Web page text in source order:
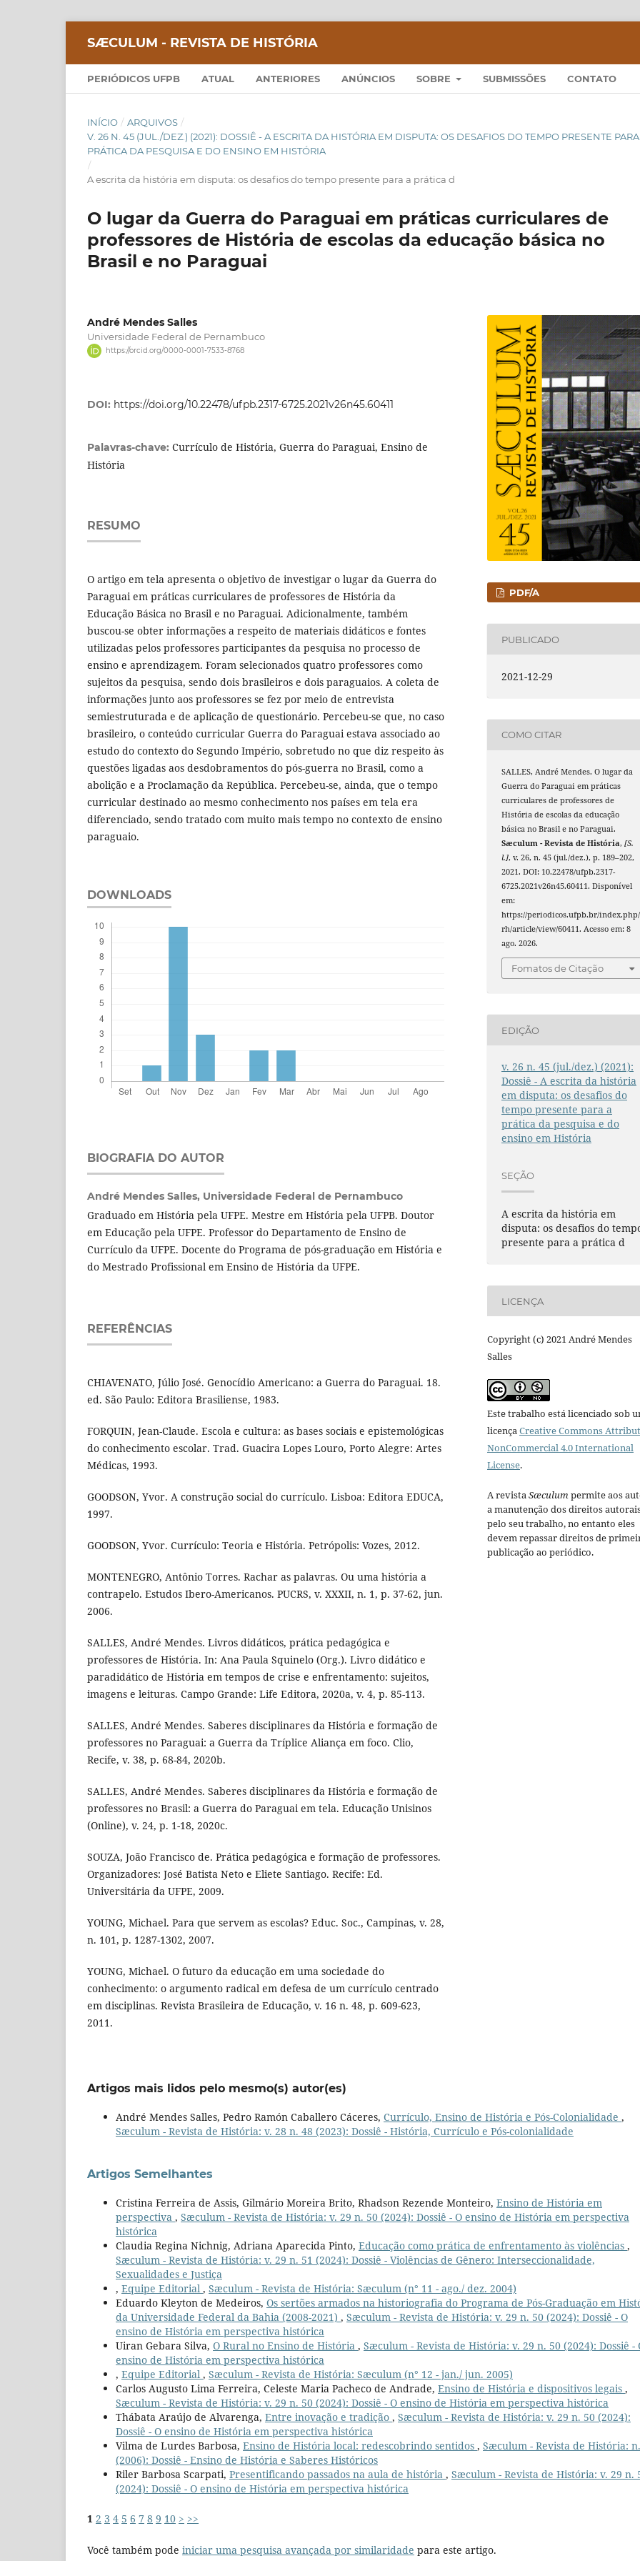
SÆCULUM - REVISTA DE HISTÓRIA
PERIÓDICOS UFPB ATUAL ANTERIORES ANÚNCIOS SOBRE SUBMISSÕES CONTATO
INÍCIO / ARQUIVOS /
V. 26 N. 45 (JUL./DEZ.) (2021): DOSSIÊ - A ESCRITA DA HISTÓRIA EM DISPUTA: OS DESAFIOS DO TEMPO PRESENTE
PRÁTICA DA PESQUISA E DO ENSINO EM HISTÓRIA
/
A escrita da história em disputa: os desafios do tempo presente para a prática d
O lugar da Guerra do Paraguai em práticas curriculares de
professores de História de escolas da educação básica no
Brasil e no Paraguai
André Mendes Salles
Universidade Federal de Pernambuco
https://orcid.org/0000-0001-7533-8768
DOI: https://doi.org/10.22478/ufpb.2317-6725.2021v26n45.60411
Palavras-chave: Currículo de História, Guerra do Paraguai, Ensino de
História
RESUMO
O artigo em tela apresenta o objetivo de investigar o lugar da Guerra do
Paraguai em práticas curriculares de professores de História da
Educação Básica no Brasil e no Paraguai. Adicionalmente, também
buscou-se obter informações a respeito de materiais didáticos e fontes
utilizadas pelos professores participantes da pesquisa no processo de
ensino e aprendizagem. Foram selecionados quatro professores como
sujeitos da pesquisa, sendo dois brasileiros e dois paraguaios. A coleta de
informações junto aos professores se fez por meio de entrevista
semiestruturada e de aplicação de questionário. Percebeu-se que, no caso
brasileiro, o conteúdo curricular Guerra do Paraguai estava associado ao
estudo do contexto do Segundo Império, sobretudo no que diz respeito às
questões ligadas aos desdobramentos do pós-guerra no Brasil, como a
abolição e a Proclamação da República. Percebeu-se, ainda, que o tempo
curricular destinado ao mesmo conhecimento nos países em tela era
diferenciado, sendo tratado com muito mais tempo no contexto de ensino
paraguaio.
DOWNLOADS
BIOGRAFIA DO AUTOR
André Mendes Salles, Universidade Federal de Pernambuco
Graduado em História pela UFPE. Mestre em História pela UFPB. Doutor
em Educação pela UFPE. Professor do Departamento de Ensino de
Currículo da UFPE. Docente do Programa de pós-graduação em História e
do Mestrado Profissional em Ensino de História da UFPE.
REFERÊNCIAS
CHIAVENATO, Júlio José. Genocídio Americano: a Guerra do Paraguai. 18.
ed. São Paulo: Editora Brasiliense, 1983.
FORQUIN, Jean-Claude. Escola e cultura: as bases sociais e epistemológicas
do conhecimento escolar. Trad. Guacira Lopes Louro, Porto Alegre: Artes
Médicas, 1993.
GOODSON, Yvor. A construção social do currículo. Lisboa: Editora EDUCA,
1997.
GOODSON, Yvor. Currículo: Teoria e História. Petrópolis: Vozes, 2012.
MONTENEGRO, Antônio Torres. Rachar as palavras. Ou uma história a
contrapelo. Estudos Ibero-Americanos. PUCRS, v. XXXII, n. 1, p. 37-62, jun.
2006.
SALLES, André Mendes. Livros didáticos, prática pedagógica e
professores de História. In: Ana Paula Squinelo (Org.). Livro didático e
paradidático de História em tempos de crise e enfrentamento: sujeitos,
imagens e leituras. Campo Grande: Life Editora, 2020a, v. 4, p. 85-113.
SALLES, André Mendes. Saberes disciplinares da História e formação de
professores no Paraguai: a Guerra da Tríplice Aliança em foco. Clio,
Recife, v. 38, p. 68-84, 2020b.
SALLES, André Mendes. Saberes disciplinares da História e formação de
professores no Brasil: a Guerra do Paraguai em tela. Educação Unisinos
(Online), v. 24, p. 1-18, 2020c.
SOUZA, João Francisco de. Prática pedagógica e formação de professores.
Organizadores: José Batista Neto e Eliete Santiago. Recife: Ed.
Universitária da UFPE, 2009.
YOUNG, Michael. Para que servem as escolas? Educ. Soc., Campinas, v. 28,
n. 101, p. 1287-1302, 2007.
YOUNG, Michael. O futuro da educação em uma sociedade do
conhecimento: o argumento radical em defesa de um currículo centrado
em disciplinas. Revista Brasileira de Educação, v. 16 n. 48, p. 609-623,
2011.
PDF/A
PUBLICADO
2021-12-29
COMO CITAR
SALLES, André Mendes. O lugar da
Guerra do Paraguai em práticas
curriculares de professores de
História de escolas da educação
básica no Brasil e no Paraguai.
Sæculum - Revista de História,[S.
l.], v. 26, n. 45 (jul./dez.), p. 189–202,
2021. DOI: 10.22478/ufpb.2317-
6725.2021v26n45.60411. Disponível
em:
https://periodicos.ufpb.br/
rh/article/view/60411. Acesso em: 8
ago. 2026.
Fomatos de Citação
EDIÇÃO
v. 26 n. 45 (jul./dez.) (2021):
Dossiê - A escrita da história
em disputa: os desafios do
tempo presente para a
prática da pesquisa e do
ensino em História
SEÇÃO
A escrita da história em
disputa: os desafios do
presente para a prática d
LICENÇA
Copyright (c) 2021 André Mendes
Salles
Este trabalho está licenciado sob
licençaCreative Commons
NonCommercial 4.0 International
License.
A revistaSæculumpermite aos
a manutenção dos direitos
pelo seu trabalho, no entanto eles
devem repassar direitos de
publicação ao periódico.
Artigos mais lidos pelo mesmo(s) autor(es)
André Mendes Salles, Pedro Ramón Caballero Cáceres, Currículo, Ensino de História e Pós-Colonialidade ,
Sæculum - Revista de História: v. 28 n. 48 (2023): Dossiê - História, Currículo e Pós-colonialidade
Artigos Semelhantes
Cristina Ferreira de Assis, Gilmário Moreira Brito, Rhadson Rezende Monteiro, Ensino de História em
perspectiva , Sæculum - Revista de História: v. 29 n. 50 (2024): Dossiê - O ensino de História em perspectiva
histórica
Claudia Regina Nichnig, Adriana Aparecida Pinto, Educação como prática de enfrentamento às violências ,
Sæculum - Revista de História: v. 29 n. 51 (2024): Dossiê - Violências de Gênero: Interseccionalidade,
Sexualidades e Justiça
, Equipe Editorial , Sæculum - Revista de História: Sæculum (n° 11 - ago./ dez. 2004)
Eduardo Kleyton de Medeiros, Os sertões armados na historiografia do Programa de Pós-Graduação em
da Universidade Federal da Bahia (2008-2021) , Sæculum - Revista de História: v. 29 n. 50 (2024): Dossiê - O
ensino de História em perspectiva histórica
Uiran Gebara Silva, O Rural no Ensino de História , Sæculum - Revista de História: v. 29 n. 50 (2024): Dossiê -
ensino de História em perspectiva histórica
, Equipe Editorial , Sæculum - Revista de História: Sæculum (n° 12 - jan./ jun. 2005)
Carlos Augusto Lima Ferreira, Celeste Maria Pacheco de Andrade, Ensino de História e dispositivos legais ,
Sæculum - Revista de História: v. 29 n. 50 (2024): Dossiê - O ensino de História em perspectiva histórica
Thábata Araújo de Alvarenga, Entre inovação e tradição , Sæculum - Revista de História: v. 29 n. 50 (2024):
Dossiê - O ensino de História em perspectiva histórica
Vilma de Lurdes Barbosa, Ensino de História local: redescobrindo sentidos , Sæculum - Revista de História:
(2006): Dossiê - Ensino de História e Saberes Históricos
Riler Barbosa Scarpati, Presentificando passados na aula de história , Sæculum - Revista de História: v. 29 n.
(2024): Dossiê - O ensino de História em perspectiva histórica
1 2 3 4 5 6 7 8 9 10 > >>
Você também pode iniciar uma pesquisa avançada por similaridade para este artigo.